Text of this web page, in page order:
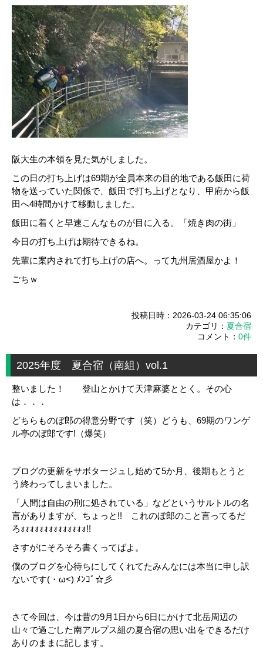
阪大生の本領を見た気がしました。
この日の打ち上げは69期が全員本来の目的地である飯田に荷
物を送っていた関係で、飯田で打ち上げとなり、甲府から飯
田へ4時間かけて移動しました。
飯田に着くと早速こんなものが目に入る。「焼き肉の街」
今日の打ち上げは期待できるね。
先輩に案内されて打ち上げの店へ。って九州居酒屋かよ！
ごちｗ
投稿日時：2026-03-24 06:35:06
カテゴリ： 夏合宿
コメント： 0件
2025年度 夏合宿（南組）vol.1
整いました！ 登山とかけて天津麻婆ととく。その心
は．．．
どちらものぼ郎の得意分野です（笑）どうも、69期のワンゲ
ル亭のぼ郎です!（爆笑）
ブログの更新をサボタージュし始めて5か月、後期もとうと
う終わってしまいました。
「人間は自由の刑に処されている」などというサルトルの名
言がありますが、ちょっと!! これのぼ郎のこと言ってるだ
ろｫｫｫｫｫｫｫｫｫｫｫｫｫｫ!!
さすがにそろそろ書くってばよ。
僕のブログを心待ちにしてくれてたみんなには本当に申し訳
ないです(・ω<) ﾒﾝｺﾞ☆彡
さて今回は、今は昔の9月1日から6日にかけて北岳周辺の
山々で過ごした南アルプス組の夏合宿の思い出をできるだけ
ありのままに記します。